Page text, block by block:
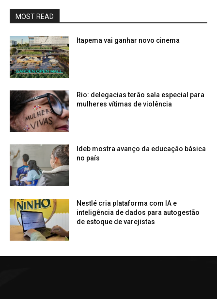
MOST READ
Itapema vai ganhar novo cinema
Rio: delegacias terão sala especial para
mulheres vítimas de violência
Ideb mostra avanço da educação básica
no país
Nestlé cria plataforma com IA e
inteligência de dados para autogestão
de estoque de varejistas